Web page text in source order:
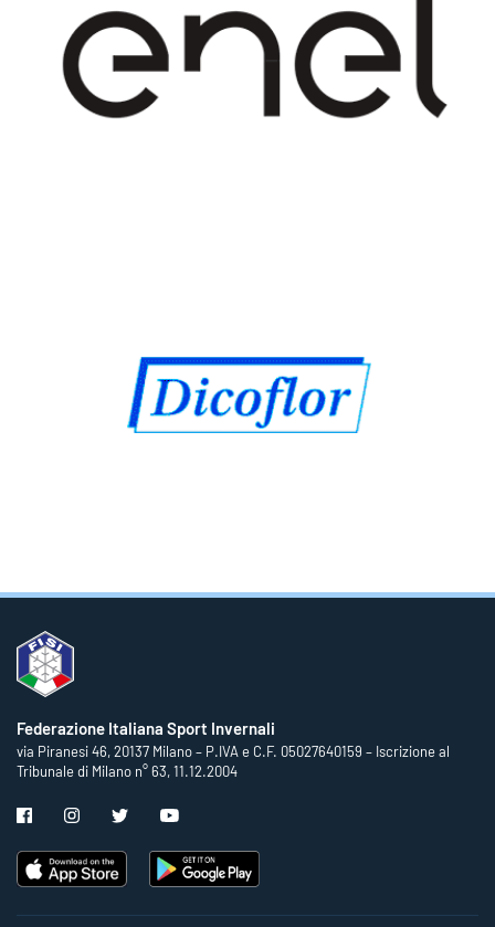
Federazione Italiana Sport Invernali
via Piranesi 46, 20137 Milano – P.IVA e C.F. 05027640159 – Iscrizione al
Tribunale di Milano n° 63, 11.12.2004